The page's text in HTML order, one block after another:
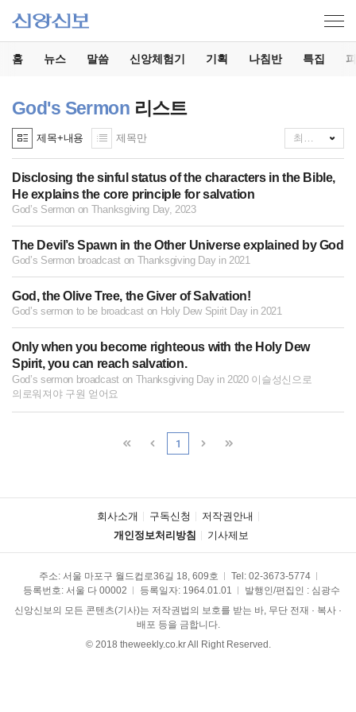
홈 뉴스 말씀 신앙체험기 기획 나침반 특집
God's Sermon 리스트
제목+내용 제목만
Disclosing the sinful status of the characters in the Bible,
He explains the core principle for salvation
God’s Sermon on Thanksgiving Day, 2023
The Devil’s Spawn in the Other Universe explained by God
God’s Sermon broadcast on Thanksgiving Day in 2021
God, the Olive Tree, the Giver of Salvation!
God’s sermon to be broadcast on Holy Dew Spirit Day in 2021
Only when you become righteous with the Holy Dew
Spirit, you can reach salvation.
God’s sermon broadcast on Thanksgiving Day in 2020 이슬성신으로
의로워져야 구원 얻어요
1
회사소개 구독신청
저작권안내
개인정보처리방침
기사제보
주소: 서울 마포구 월드컵로36길 18, 609호 Tel: 02-3673-5774
등록번호: 서울 다 00002
등록일자: 1964.01.01
발행인/편집인 : 심광수
신앙신보의 모든 콘텐츠(기사)는 저작권법의 보호를 받는 바, 무단 전재 · 복사 ·
배포 등을 금합니다.
© 2018 theweekly.co.kr All Right Reserved.